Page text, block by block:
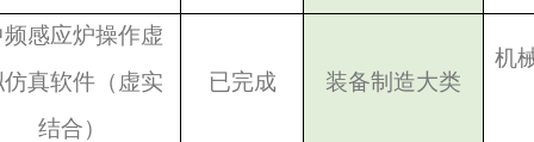
感应炉操作虚
真软件（虚实
结合）
已完成 装备制造大类
机